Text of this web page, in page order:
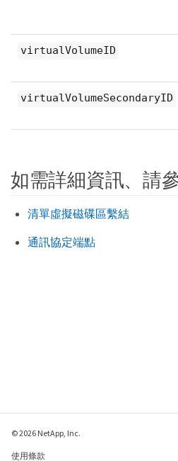
virtualVolumeID
virtualVolumeSecondaryID
如需詳細資訊、請
清單虛擬磁碟區繫結
通訊協定端點
© 2026 NetApp, Inc.
使用條款